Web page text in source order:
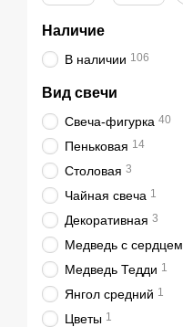
Наличие
В наличии 106
Вид свечи
Свеча-фигурка 40
Пеньковая 14
Столовая 3
Чайная свеча 1
Декоративная 3
Медведь с сердцем
Медведь Тедди 1
Янгол средний 1
Цветы 1